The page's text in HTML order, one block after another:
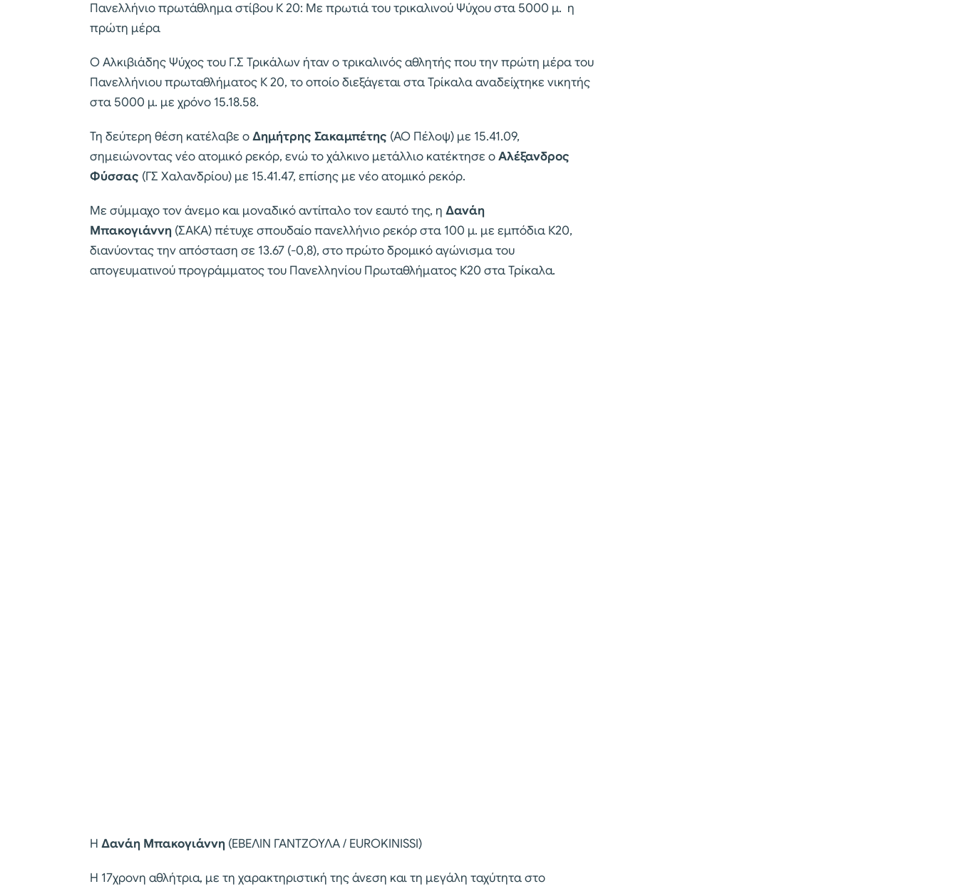
Πανελλήνιο πρωτάθλημα στίβου Κ 20: Με πρωτιά του τρικαλινού Ψύχου στα 5000 μ. η
πρώτη μέρα
Ο Αλκιβιάδης Ψύχος του Γ.Σ Τρικάλων ήταν ο τρικαλινός αθλητής που την πρώτη μέρα του
Πανελλήνιου πρωταθλήματος Κ 20, το οποίο διεξάγεται στα Τρίκαλα αναδείχτηκε νικητής
στα 5000 μ. με χρόνο 15.18.58.
Τη δεύτερη θέση κατέλαβε οΔημήτρης Σακαμπέτης (ΑΟ Πέλοψ) με 15.41.09,
σημειώνοντας νέο ατομικό ρεκόρ, ενώ το χάλκινο μετάλλιο κατέκτησε οΑλέξανδρος
Φύσσας (ΓΣ Χαλανδρίου) με 15.41.47, επίσης με νέο ατομικό ρεκόρ.
Με σύμμαχο τον άνεμο και μοναδικό αντίπαλο τον εαυτό της, η Δανάη
Μπακογιάννη (ΣΑΚΑ) πέτυχε σπουδαίο πανελλήνιο ρεκόρ στα 100 μ. με εμπόδια Κ20,
διανύοντας την απόσταση σε 13.67 (-0,8), στο πρώτο δρομικό αγώνισμα του
απογευματινού προγράμματος του Πανελληνίου Πρωταθλήματος Κ20 στα Τρίκαλα.
Η Δανάη Μπακογιάννη (ΕΒΕΛΙΝ ΓΑΝΤΖΟΥΛΑ / EUROKINISSI)
Η 17χρονη αθλήτρια, με τη χαρακτηριστική της άνεση και τη μεγάλη ταχύτητα στο